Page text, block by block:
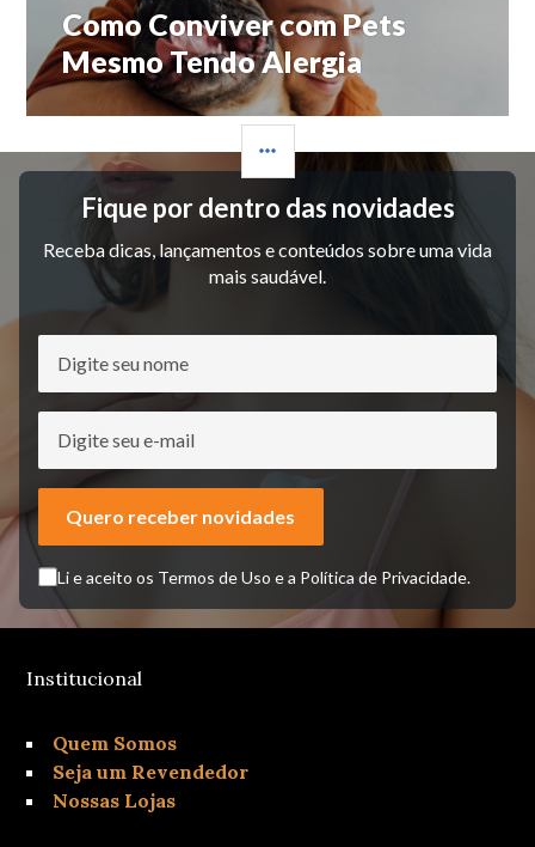
Próximo
post:
Como Conviver com Pets
Mesmo Tendo Alergia
Fique por dentro das novidades
Receba dicas, lançamentos e conteúdos sobre uma vida
mais saudável.
Li e aceito os Termos de Uso e a Política de Privacidade.
Quero receber novidades
Institucional
Quem Somos
Seja um Revendedor
Nossas Lojas